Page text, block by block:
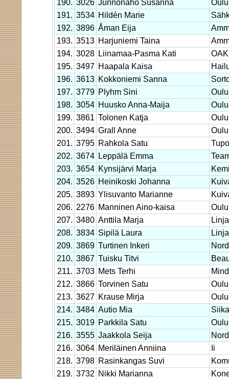
190. 3026 Junnonaho Susanna
Oulu
191. 3534 Hildén Marie
192. 3896 Åman Eija
193. 3513 Harjuniemi Taina
194. 3028 Liinamaa-Pasma Kati
195. 3497 Haapala Kaisa
196. 3613 Kokkoniemi Sanna
197. 3779 Plyhm Sini
Oulu
198. 3054 Huusko Anna-Maija
Oulu
199. 3861 Tolonen Katja
Oulu
200. 3494 Grall Anne
Oulu
201. 3795 Rahkola Satu
202. 3674 Leppälä Emma
203. 3654 Kynsijärvi Marja
204. 3526 Heinikoski Johanna
205. 3893 Ylisuvanto Marianne
206. 2276 Manninen Aino-kaisa
Oulu
207. 3480 Anttila Marja
208. 3834 Sipilä Laura
209. 3869 Turtinen Inkeri
210. 3867 Tuisku Titvi
211. 3703 Mets Terhi
212. 3866 Torvinen Satu
Oulu
213. 3627 Krause Mirja
Oulu
214. 3484 Autio Mia
215. 3019 Parkkila Satu
Oulu
216. 3555 Jaakkola Seija
216. 3064 Meriläinen Anniina
Ii
218. 3798 Rasinkangas Suvi
219. 3732 Nikki Marianna